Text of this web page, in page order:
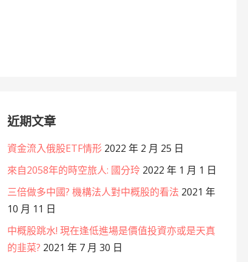
近期文章
資金流入俄股ETF情形 2022 年 2 月 25 日
來自2058年的時空旅人: 國分玲 2022 年 1 月 1 日
三倍做多中國? 機構法人對中概股的看法 2021 年
10 月 11 日
中概股跳水! 現在逢低進場是價值投資亦或是天真
的韭菜? 2021 年 7 月 30 日